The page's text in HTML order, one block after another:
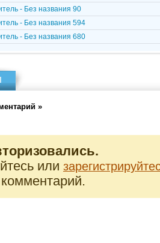
- Без названия 90
- Без названия 594
- Без названия 680
»
или